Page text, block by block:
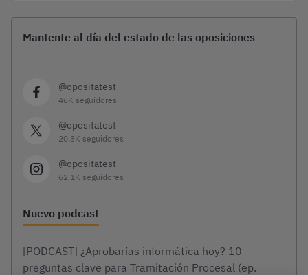
Mantente al día del estado de las oposiciones
@opositatest
46K seguidores
@opositatest
20.3K seguidores
@opositatest
62.1K seguidores
Nuevo podcast
[PODCAST] ¿Aprobarías informática hoy? 10
preguntas clave para Tramitación Procesal (ep.